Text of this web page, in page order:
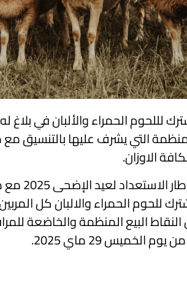
التي يشرف عليها بالتنسيق مع
الأطراف المعنية ومراعاة للمقدرة الشرائية للمواطنين.
للحوم الحمراء والالبان كل
البيع المنظمة والخاضعة
الخميس 29 ماي 2025.